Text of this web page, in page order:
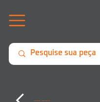
Garantia / Devolução